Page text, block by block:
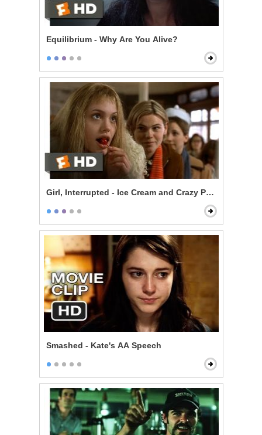
Equilibrium - Why Are You Alive?
Girl, Interrupted - Ice Cream and Crazy People
Smashed - Kate's AA Speech